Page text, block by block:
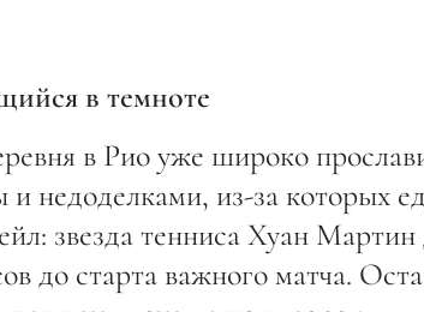
в темноте
в Рио уже широко
недоделками, из-за которых
звезда тенниса Хуан
до старта важного матча.